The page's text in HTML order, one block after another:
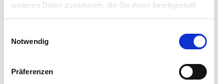
weiteren Daten zusammen, die Sie ihnen bereitgestellt
haben oder die sie im Rahmen Ihrer Nutzung der Dienste
betätigen Sie anschließend den "OK"-Button:
Notwendig
Präferenzen
garten.de
Zubehör Produkte